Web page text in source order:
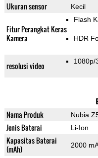
Ukuran sensor Kecil
Fitur Perangkat Keras
Kamera
Flash
HDR
resolusi video 1080p/
Nama Produk Nubia
Jenis Baterai Li-Ion
Kapasitas Baterai
(mAh)
2000